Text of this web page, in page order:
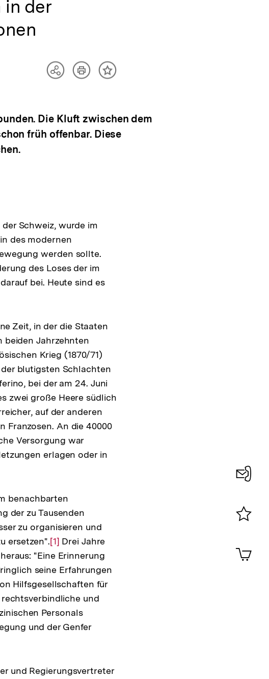
in der
TeilenArtikelInhalt
Die Kluft zwischen dem
früh offenbar. Diese
Schweiz, wurde im
des modernen
werden sollte.
des Loses der im
bei. Heute sind es
Zeit, in der die Staaten
beiden Jahrzehnten
Krieg (1870/71)
blutigsten Schlachten
bei der am 24. Juni
zwei große Heere südlich
auf der anderen
Franzosen. An die 40000
Versorgung war
erlagen oder in
benachbarten
der zu Tausenden
zu organisieren und
ersetzen".Zur
Auflösung
der
Fußnote
[1] Drei Jahre
"Eine Erinnerung
seine Erfahrungen
Hilfsgesellschaften für
und
Personals
und der Genfer
und Regierungsvertreter